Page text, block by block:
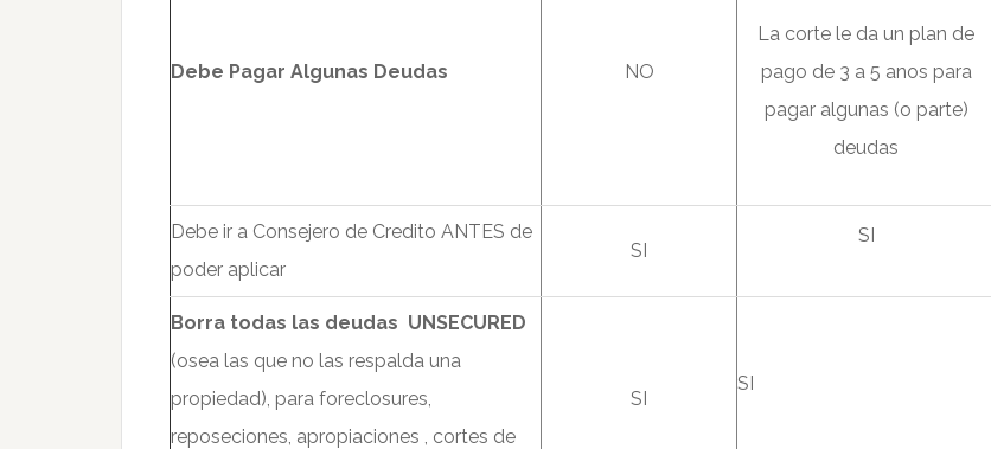
Debe Pagar Algunas Deudas NO
La corte le da un plan de
pago de 3 a 5 anos para
pagar algunas (o parte)
deudas
Debe ir a Consejero de Credito ANTES de
poder aplicar
SI
SI
Borra todas las deudas UNSECURED
(osea las que no las respalda una
propiedad), para foreclosures,
reposeciones, apropiaciones , cortes de
SI
SI